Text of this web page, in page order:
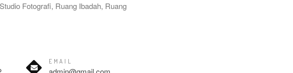
Fotografi, Ruang Ibadah, Ruang
EMAIL